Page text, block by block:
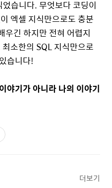
었습니다.무엇보다 코딩이
엑셀 지식만으로도 충분
우긴 하지만 전혀 어렵지
최소한의 SQL지식만으로
습니다!
야기가 아니라 나의 이야기
더보기